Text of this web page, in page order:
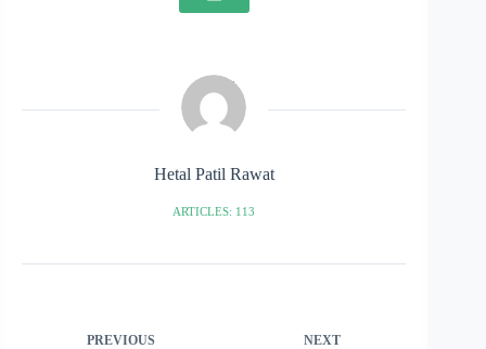
Hetal Patil Rawat
ARTICLES: 113
PREVIOUS NEXT